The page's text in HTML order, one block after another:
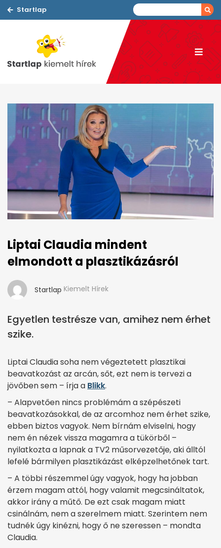
Startlap
Liptai Claudia mindent
elmondott a plasztikázásról
Startlap Kiemelt Hírek
Egyetlen testrésze van, amihez nem érhet
szike.
Liptai Claudia soha nem végeztetett plasztikai
beavatkozást az arcán, sőt, ezt nem is tervezi a
jövőben sem – írja a Blikk.
– Alapvetően nincs problémám a szépészeti
beavatkozásokkal, de az arcomhoz nem érhet szike,
ebben biztos vagyok. Nem bírnám elviselni, hogy
nem én nézek vissza magamra a tükörből –
nyilatkozta a lapnak a TV2 műsorvezetője, aki álltól
lefelé bármilyen plasztikázást elképzelhetőnek tart.
– A többi részemmel úgy vagyok, hogy ha jobban
érzem magam attól, hogy valamit megcsináltatok,
akkor irány a műtő. De ezt csak magam miatt
csinálnám, nem a szerelmem miatt. Szerintem nem
tudnék úgy kinézni, hogy ő ne szeressen – mondta
Claudia.